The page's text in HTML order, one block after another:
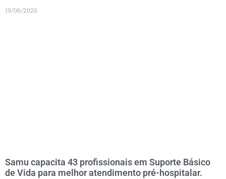
19/06/2026
Samu capacita 43 profissionais em Suporte Básico
de Vida para melhor atendimento pré-hospitalar.